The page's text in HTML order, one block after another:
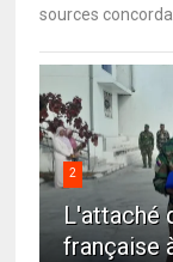
sources
2
L'attaché
française